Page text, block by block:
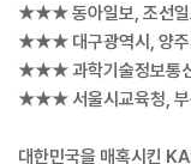
★★★ 동아일보, 조선일
★★★ 대구광역시, 양주
★★★ 과학기술정보통
★★★ 서울시교육청, 부
대한민국을 매혹시킨